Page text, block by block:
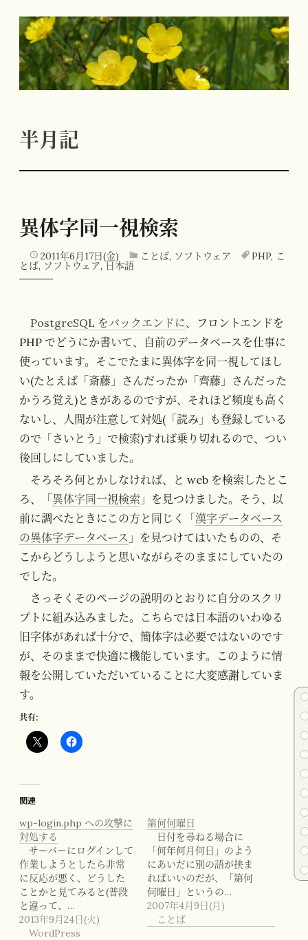
コ
ン
テ
ン
ス
半月記
異体字同一視検索
2011年6月17日(金) ことば, ソフトウェア PHP, こ
とば, ソフトウェア,日本語
PostgreSQL をバックエンドに、フロントエンドを
PHP でどうにか書いて、自前のデータベースを仕事に
使っています。そこでたまに異体字を同一視してほし
い(たとえば「斎藤」さんだったか「齊藤」さんだった
かうろ覚え)ときがあるのですが、それほど頻度も高く
ないし、人間が注意して対処(「読み」も登録している
ので「さいとう」で検索)すれば乗り切れるので、つい
後回しにしていました。
そろそろ何とかしなければ、と web を検索したとこ
ろ、「異体字同一視検索 」を見つけました。そう、以
前に調べたときにこの方と同じく「漢字データベース
の異体字データベース 」を見つけてはいたものの、そ
こからどうしようと思いながらそのままにしていたの
でした。
さっそくそのページの説明のとおりに自分のスクリ
プトに組み込みました。こちらでは日本語のいわゆる
旧字体があれば十分で、簡体字は必要ではないのです
が、そのままで快適に機能しています。このように情
報を公開していただいていることに大変感謝していま
す。
共有:
関連
wp-login.php への攻撃に
対処する
サーバーにログインして
作業しようとしたら非常
に反応が悪く、どうした
ことかと見てみると(普段
と違って、…
2013年9月24日(火)
WordPress
第何何曜日
日付を尋ねる場合に
「何年何月何日」のよう
にあいだに別の語が挟ま
ればいいのだが、「第何
何曜日」というの…
2007年4月9日(月)
ことば